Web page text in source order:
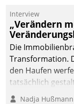
integrieren.
Interview
„Verändern
Die
Transformation.
den Haufen
tatsächlich
Argumente
Nadja Hußmann